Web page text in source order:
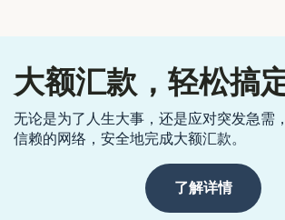
大额汇款，轻松搞
无论是为了人生大事，还是应对突发急需
信赖的网络，安全地完成大额汇款。
了解详情